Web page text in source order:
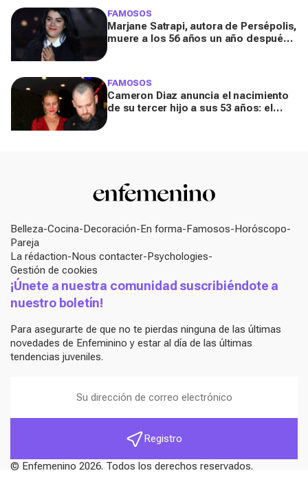
FAMOSOS
Marjane Satrapi, autora de Persépolis,
muere a los 56 años un año después
FAMOSOS
Cameron Diaz anuncia el nacimiento
de su tercer hijo a sus 53 años: el
Belleza Cocina Decoración En forma Famosos Horóscopo
Pareja
La rédaction Nous contacter Psychologies
Gestión de cookies
¡Únete a nuestra comunidad suscribiéndote a
nuestro boletín!
Para asegurarte de que no te pierdas ninguna de las últimas
novedades de Enfeminino y estar al día de las últimas
tendencias juveniles.
Registro
© Enfemenino 2026. Todos los derechos reservados.